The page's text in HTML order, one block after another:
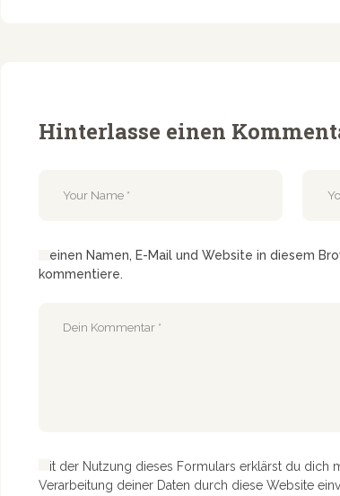
Hinterlasse einen
Meinen Namen, E-Mail und Website in diesem
kommentiere.
Mit der Nutzung dieses Formulars erklärst du dich
Verarbeitung deiner Daten durch diese Website